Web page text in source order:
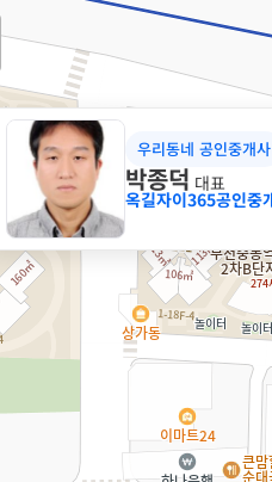
우리동네 공인중개사
박종덕 대표